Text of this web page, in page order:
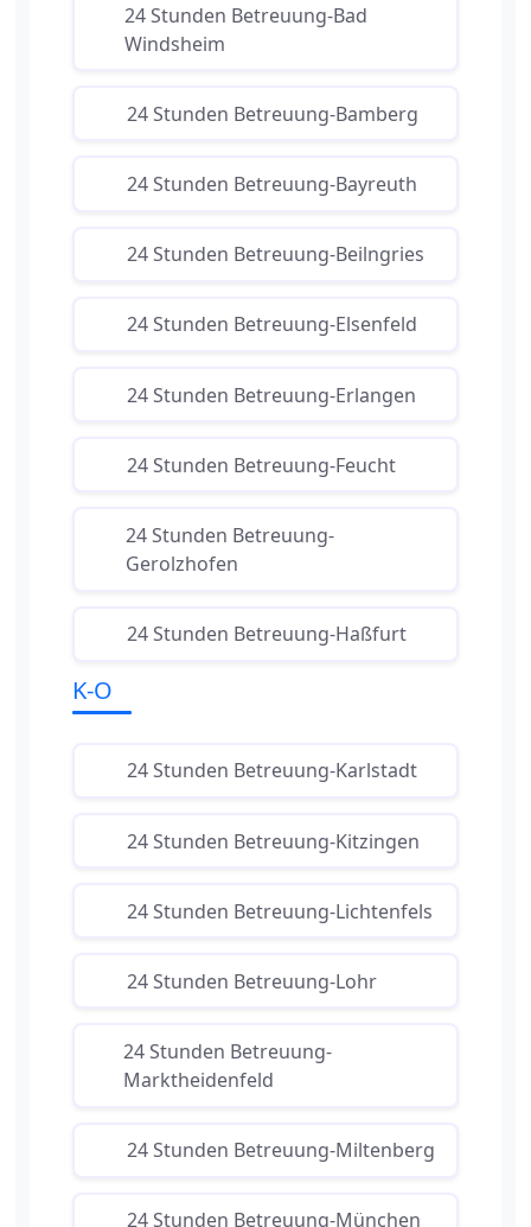
24 Stunden Betreuung-Bad
Windsheim
24 Stunden Betreuung-Bamberg
24 Stunden Betreuung-Bayreuth
24 Stunden Betreuung-Beilngries
24 Stunden Betreuung-Elsenfeld
24 Stunden Betreuung-Erlangen
24 Stunden Betreuung-Feucht
24 Stunden Betreuung-
Gerolzhofen
24 Stunden Betreuung-Haßfurt
K-O
24 Stunden Betreuung-Karlstadt
24 Stunden Betreuung-Kitzingen
24 Stunden Betreuung-Lichtenfels
24 Stunden Betreuung-Lohr
24 Stunden Betreuung-
Marktheidenfeld
24 Stunden Betreuung-Miltenberg
24 Stunden Betreuung-München